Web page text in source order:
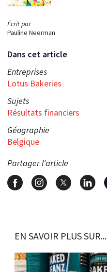
Écrit par
Pauline Neerman
Dans cet article
Entreprises
Lotus Bakeries
Sujets
Résultats financiers
Géographie
Belgique
Partager l'article
EN SAVOIR PLUS SUR...